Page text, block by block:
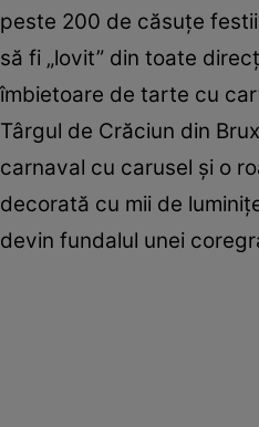
peste 200 de căsuţe
să fi „lovit” din toate
îmbietoare de tarte cu
Târgul de Crăciun din
carnaval cu carusel şi o
decorată cu mii de
devin fundalul unei